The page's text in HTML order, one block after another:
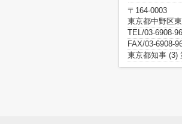
〒164-0003
東京都中野区
TEL/03-6908-
FAX/03-6908-
東京都知事 (3)